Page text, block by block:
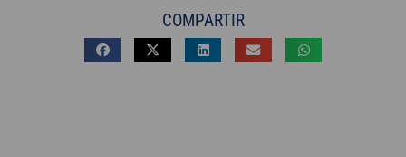
COMPARTIR